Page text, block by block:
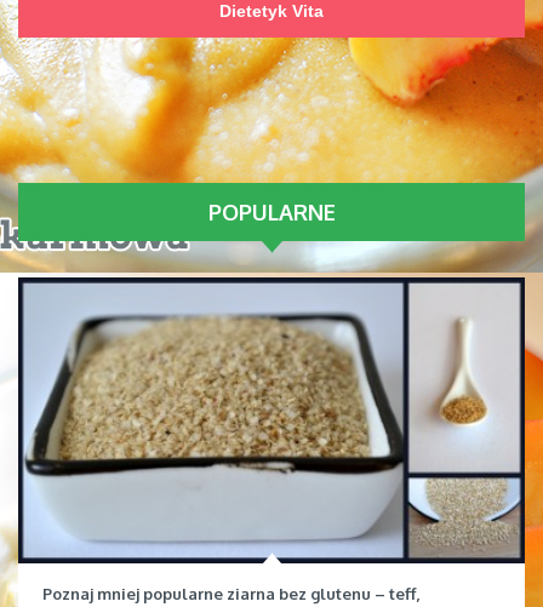
Dietetyk Vita
POPULARNE
Poznaj mniej popularne ziarna bez glutenu – teff,